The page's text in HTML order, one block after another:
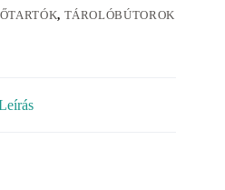
, TÁROLÓBÚTOROK